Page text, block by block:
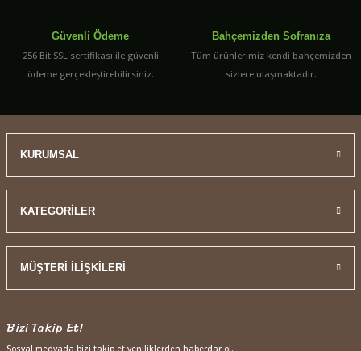
Güvenli Ödeme
256 Bit SSL sertifikası ile güvenli
ödeme gerçekleştirebilirsiniz.
Bahçemizden Sofranıza
Tüm ürünlerimiz kendi bahçemizden
sizlere ulaşmaktadır.
KURUMSAL
KATEGORİLER
MÜŞTERİ İLİŞKİLERİ
Bizi Takip Et!
Sosyal medyada bizi takip et yeniliklerden haberdar ol.